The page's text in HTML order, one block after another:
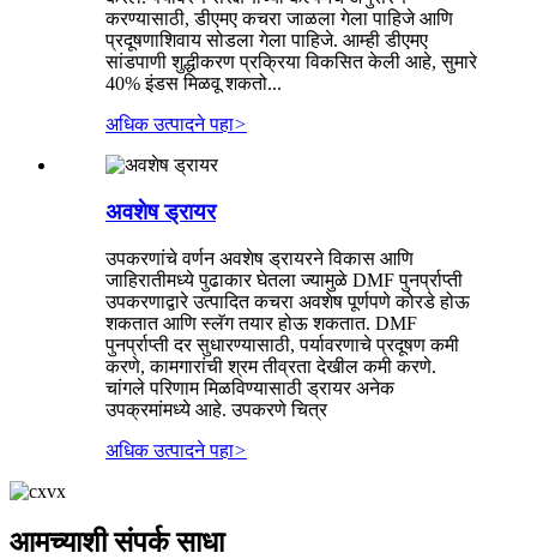
करण्यासाठी, डीएमए कचरा जाळला गेला पाहिजे आणि
प्रदूषणाशिवाय सोडला गेला पाहिजे. आम्ही डीएमए
सांडपाणी शुद्धीकरण प्रक्रिया विकसित केली आहे, सुमारे
40% इंडस मिळवू शकतो...
अधिक उत्पादने पहा>
अवशेष ड्रायर
उपकरणांचे वर्णन अवशेष ड्रायरने विकास आणि
जाहिरातीमध्ये पुढाकार घेतला ज्यामुळे DMF पुनर्प्राप्ती
उपकरणाद्वारे उत्पादित कचरा अवशेष पूर्णपणे कोरडे होऊ
शकतात आणि स्लॅग तयार होऊ शकतात. DMF
पुनर्प्राप्ती दर सुधारण्यासाठी, पर्यावरणाचे प्रदूषण कमी
करणे, कामगारांची श्रम तीव्रता देखील कमी करणे.
चांगले परिणाम मिळविण्यासाठी ड्रायर अनेक
उपक्रमांमध्ये आहे. उपकरणे चित्र
अधिक उत्पादने पहा>
आमच्याशी संपर्क साधा